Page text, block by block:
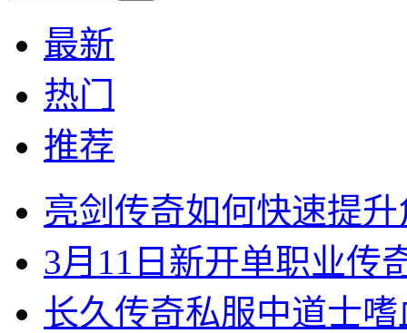
最新
热门
推荐
亮剑传奇如何快速提
3月11日新开单职业传
长久传奇私服中道士